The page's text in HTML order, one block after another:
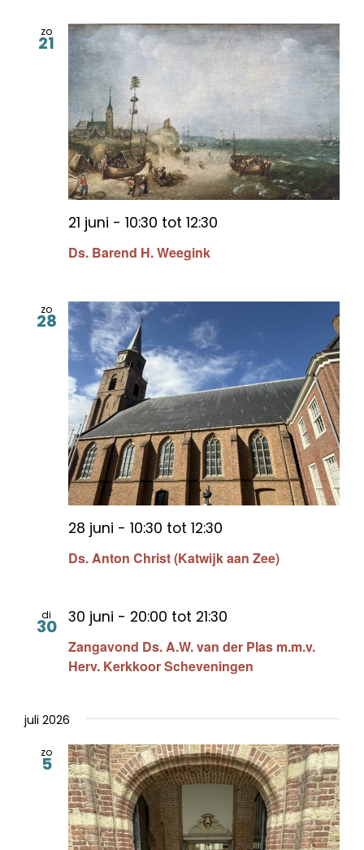
zo
21
Ds. Barend H. Weegink
21 juni - 10:30 tot 12:30
zo
28
Ds. Anton Christ (Katwijk aan Zee)
28 juni - 10:30 tot 12:30
di
30
Zangavond Ds. A.W. van der Plas m.m.v.
Herv. Kerkkoor Scheveningen
30 juni - 20:00 tot 21:30
juli 2026
zo
5